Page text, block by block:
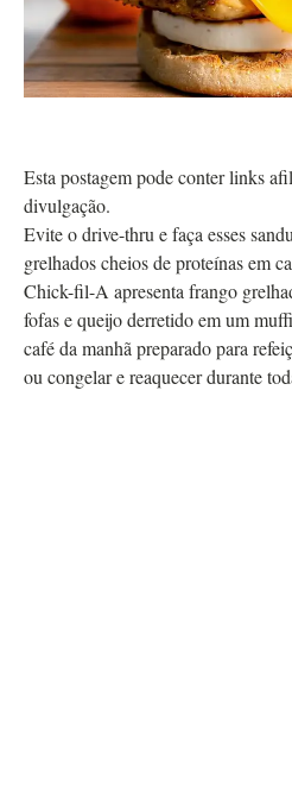
Esta postagem pode conter links
divulgação.
Evite o drive-thru e faça esses
grelhados cheios de proteínas em
Chick-fil-A apresenta frango
fofas e queijo derretido em um
café da manhã preparado para
ou congelar e reaquecer durante